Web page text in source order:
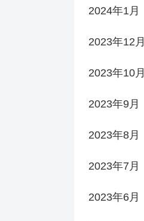
2024年1月
2023年12月
2023年10月
2023年9月
2023年8月
2023年7月
2023年6月